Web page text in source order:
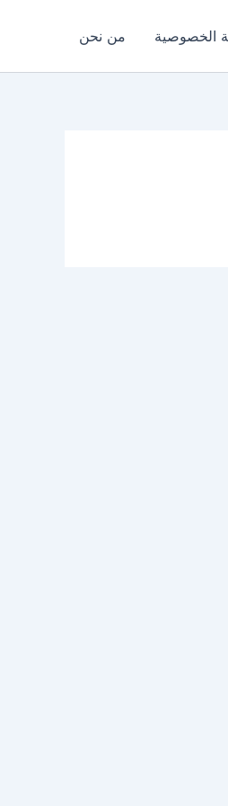
الخصوصية من نحن